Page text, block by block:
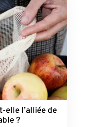
elle l’alliée de
?